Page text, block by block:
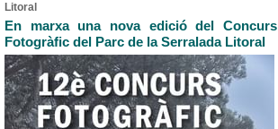
Litoral
En marxa una nova edició del Concurs
Fotogràfic del Parc de la Serralada Litoral